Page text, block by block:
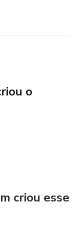
"Transforme-se" é
o
criou esse